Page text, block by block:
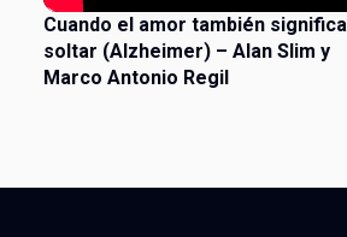
Cuando el amor también significa
soltar (Alzheimer) – Alan Slim y
Marco Antonio Regil